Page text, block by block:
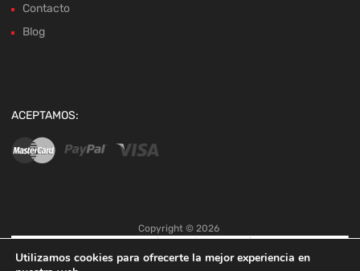
Contacto
Blog
ACEPTAMOS:
Copyright © 2026
Utilizamos cookies para ofrecerte la mejor experiencia en